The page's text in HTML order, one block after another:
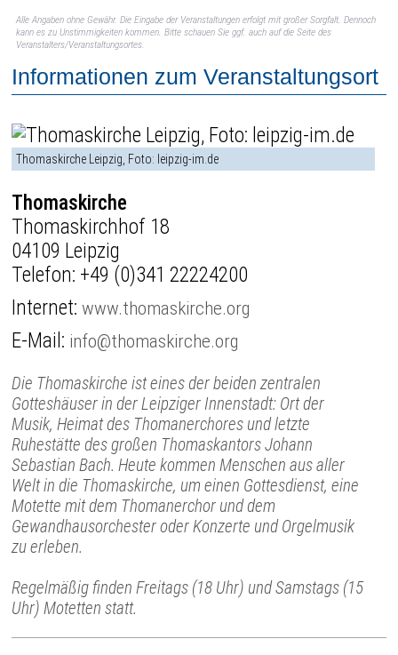
Alle Angaben ohne Gewähr. Die Eingabe der Veranstaltungen erfolgt mit großer Sorgfalt. Dennoch
kann es zu Unstimmigkeiten kommen. Bitte schauen Sie ggf. auch auf die Seite des
Veranstalters/Veranstaltungsortes.
Informationen zum Veranstaltungsort
Thomaskirche Leipzig, Foto: leipzig-im.de
Thomaskirche
Thomaskirchhof 18
04109 Leipzig
Telefon: +49 (0)341 22224200
Internet:www.thomaskirche.org
E-Mail: info@thomaskirche.org
Die Thomaskirche ist eines der beiden zentralen
Gotteshäuser in der Leipziger Innenstadt: Ort der
Musik, Heimat des Thomanerchores und letzte
Ruhestätte des großen Thomaskantors Johann
Sebastian Bach. Heute kommen Menschen aus aller
Welt in die Thomaskirche, um einen Gottesdienst, eine
Motette mit dem Thomanerchor und dem
Gewandhausorchester oder Konzerte und Orgelmusik
zu erleben.
Regelmäßig finden Freitags (18 Uhr) und Samstags (15
Uhr) Motetten statt.